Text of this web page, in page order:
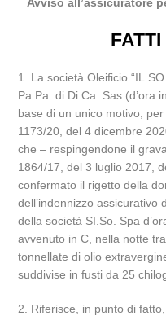
FATTI
1. La società Oleificio
Pa.Pa. di Di.Ca. Sas (d’ora
base di un unico motivo,
1173/20, del 4 dicembre
che – respingendone il
1864/17, del 3 luglio 2017,
confermato il rigetto della
dell’indennizzo assicurativo
della società SI.So. Spa
avvenuto in C, nella notte
tonnellate di olio
suddivise in fusti da 25
2. Riferisce, in punto di